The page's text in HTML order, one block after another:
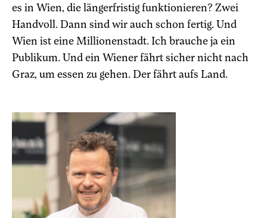
es in Wien, die längerfristig funktionieren? Zwei
Handvoll. Dann sind wir auch schon fertig. Und
Wien ist eine Millionenstadt. Ich brauche ja ein
Publikum. Und ein Wiener fährt sicher nicht nach
Graz, um essen zu gehen. Der fährt aufs Land.